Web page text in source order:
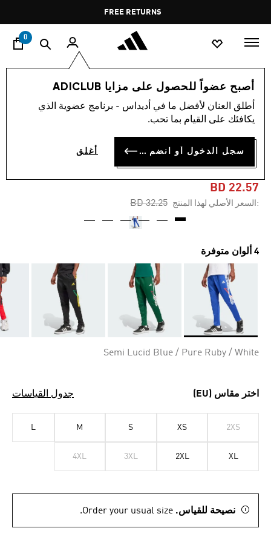
Pause
promotion
rotation
FREE RETURNS
0
أصبح عضواً للحصول على مزايا ADICLUB
أطلق العنان لأفضل ما في أديداس - برنامج عضوية الذي
يكافئك على القيام بما تحب.
سجل الدخول أو انضم الآن أغلق
الرجال ملابس
-30%
بنطال HOUSE OF TIRO
NATIONS PACK
BD 22.57
:السعر الأصلي لهذا المنتج Price reduced from
BD 32.25
to
4 ألوان متوفرة
Semi Lucid Blue / Pure Ruby / White
اختر مقاس (EU) جدول القياسات
2XS
XS
S
M
L
XL
2XL
3XL
4XL
نصيحة للقياس. Order your usual size.